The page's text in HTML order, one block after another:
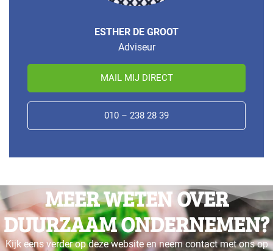
ESTHER DE GROOT
Adviseur
MAIL MIJ DIRECT
010 – 238 28 39
MEER WETEN OVER
DUURZAAM ONDERNEMEN?
Kijk eens verder op deze website en neem contact met ons op